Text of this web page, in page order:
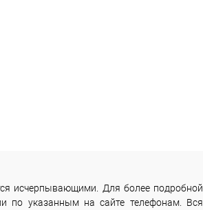
исчерпывающими. Для более подробной
по указанным на сайте телефонам. Вся